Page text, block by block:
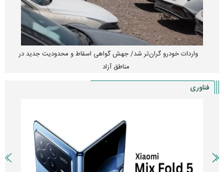
واردات خودرو گران‌تر شد/ جهش گواهی اسقاط و محدودیت جدید در
مناطق آزاد
فناوری